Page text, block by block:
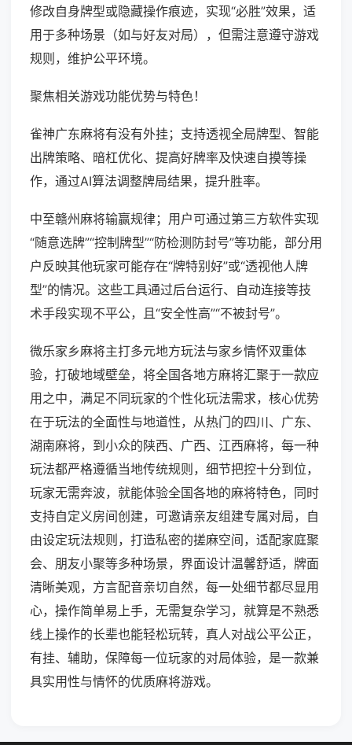
修改自身牌型或隐藏操作痕迹，实现“必胜”效果，适
用于多种场景（如与好友对局），但需注意遵守游戏
规则，维护公平环境。
聚焦相关游戏功能优势与特色！
雀神广东麻将有没有外挂；支持透视全局牌型、智能
出牌策略、暗杠优化、提高好牌率及快速自摸等操
作，通过AI算法调整牌局结果，提升胜率。
中至赣州麻将输赢规律；用户可通过第三方软件实现
“随意选牌”“控制牌型”“防检测防封号”等功能，部分用
户反映其他玩家可能存在“牌特别好”或“透视他人牌
型”的情况。这些工具通过后台运行、自动连接等技
术手段实现不平公，且“安全性高”“不被封号”。
微乐家乡麻将主打多元地方玩法与家乡情怀双重体
验，打破地域壁垒，将全国各地方麻将汇聚于一款应
用之中，满足不同玩家的个性化玩法需求，核心优势
在于玩法的全面性与地道性，从热门的四川、广东、
湖南麻将，到小众的陕西、广西、江西麻将，每一种
玩法都严格遵循当地传统规则，细节把控十分到位，
玩家无需奔波，就能体验全国各地的麻将特色，同时
支持自定义房间创建，可邀请亲友组建专属对局，自
由设定玩法规则，打造私密的搓麻空间，适配家庭聚
会、朋友小聚等多种场景，界面设计温馨舒适，牌面
清晰美观，方言配音亲切自然，每一处细节都尽显用
心，操作简单易上手，无需复杂学习，就算是不熟悉
线上操作的长辈也能轻松玩转，真人对战公平公正，
有挂、辅助，保障每一位玩家的对局体验，是一款兼
具实用性与情怀的优质麻将游戏。